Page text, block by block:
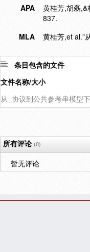
APA
黄桂芳,胡磊
837.
MLA
黄桂芳,et al."
条目包含的文件
文件名称/大小
从_协议到公共参考串模型
所有评论(0)
暂无评论